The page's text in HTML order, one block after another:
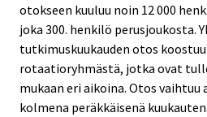
otokseen kuuluu noin 12 000
joka 300. henkilö perusjoukosta.
tutkimuskuukauden otos
rotaatioryhmästä, jotka ovat
mukaan eri aikoina. Otos
kolmena peräkkäisenä